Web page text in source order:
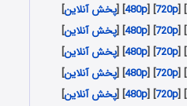
] [
720p
] [
480p
] [پخش آنلاین]
] [
720p
] [
480p
] [پخش آنلاین]
] [
720p
] [
480p
] [پخش آنلاین]
] [
720p
] [
480p
] [پخش آنلاین]
] [
720p
] [
480p
] [پخش آنلاین]